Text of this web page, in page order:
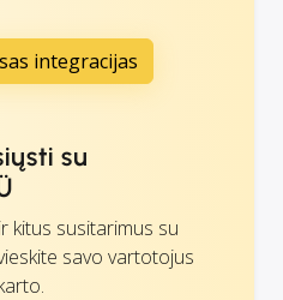
integracijas
su
kitus susitarimus su
savo vartotojus